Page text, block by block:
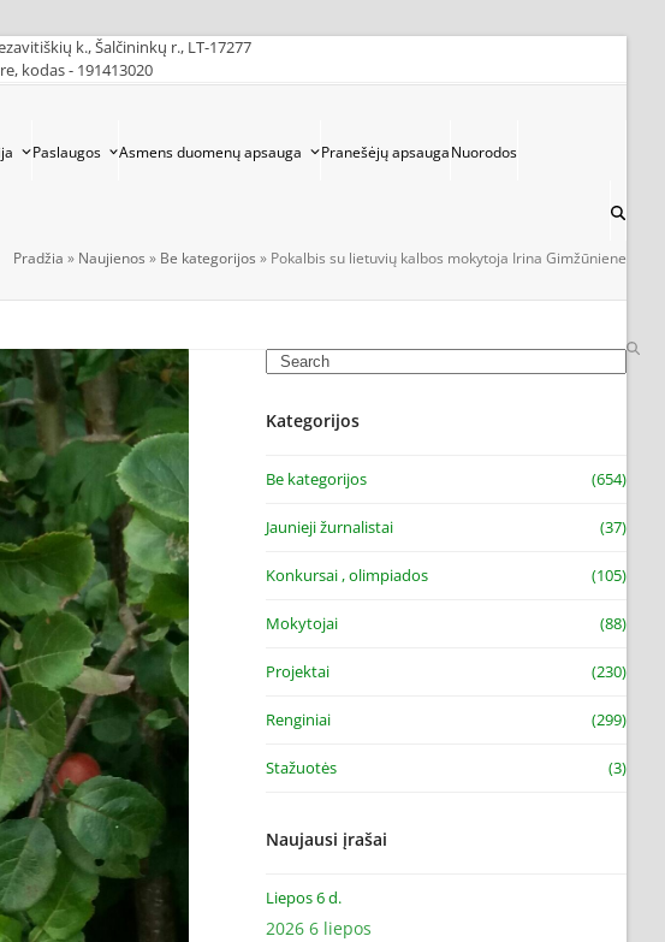
k., Šalčininkų r., LT-17277
kodas - 191413020
Paslaugos Asmens duomenų apsauga Pranešėjų apsaugaNuorodos
Pradžia » Naujienos » Be kategorijos » Pokalbis su lietuvių kalbos mokytoja Irina Gimžūniene
Search
Kategorijos
Be kategorijos (654)
Jaunieji žurnalistai (37)
Konkursai , olimpiados (105)
Mokytojai (88)
Projektai (230)
Renginiai (299)
Stažuotės (3)
Naujausi įrašai
Liepos 6 d.
2026 6 liepos